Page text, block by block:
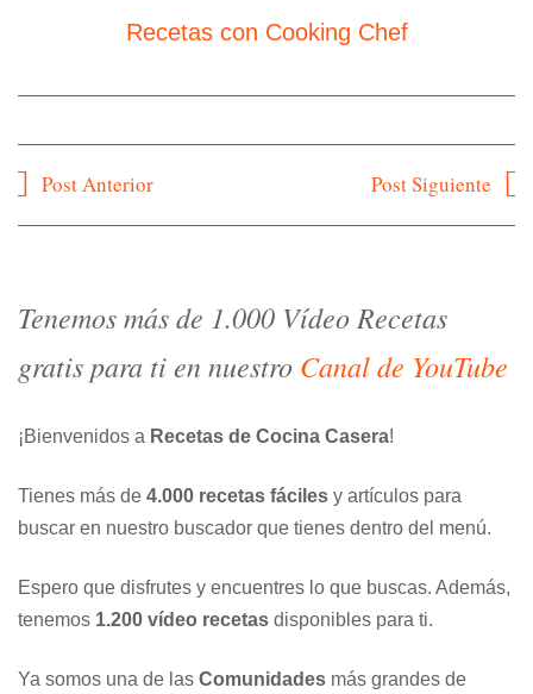
Recetas con Cooking Chef
Navegación
Post Anterior Post Siguiente
Tenemos más de 1.000 Vídeo Recetas
gratis para ti en nuestro Canal de YouTube
¡Bienvenidos a Recetas de Cocina Casera!
Tienes más de 4.000 recetas fáciles y artículos para
buscar en nuestro buscador que tienes dentro del menú.
Espero que disfrutes y encuentres lo que buscas. Además,
tenemos 1.200 vídeo recetas disponibles para ti.
Ya somos una de las Comunidades más grandes de